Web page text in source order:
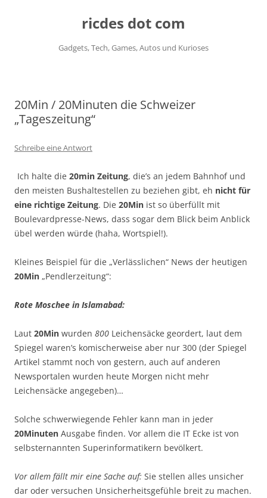
ricdes dot com
Gadgets, Tech, Games, Autos und Kurioses
20Min / 20Minuten die Schweizer
„Tageszeitung“
Schreibe eine Antwort
Ich halte die 20min Zeitung, die’s an jedem Bahnhof und
den meisten Bushaltestellen zu beziehen gibt, eh nicht für
eine richtige Zeitung. Die 20Min ist so überfüllt mit
Boulevardpresse-News, dass sogar dem Blick beim Anblick
übel werden würde (haha, Wortspiel!).
Kleines Beispiel für die „Verlässlichen“ News der heutigen
20Min „Pendlerzeitung“:
Rote Moschee in Islamabad:
Laut 20Min wurden 800 Leichensäcke geordert, laut dem
Spiegel waren’s komischerweise aber nur 300 (der Spiegel
Artikel stammt noch von gestern, auch auf anderen
Newsportalen wurden heute Morgen nicht mehr
Leichensäcke angegeben)…
Solche schwerwiegende Fehler kann man in jeder
20Minuten Ausgabe finden. Vor allem die IT Ecke ist von
selbsternannten Superinformatikern bevölkert.
Vor allem fällt mir eine Sache auf: Sie stellen alles unsicher
dar oder versuchen Unsicherheitsgefühle breit zu machen.